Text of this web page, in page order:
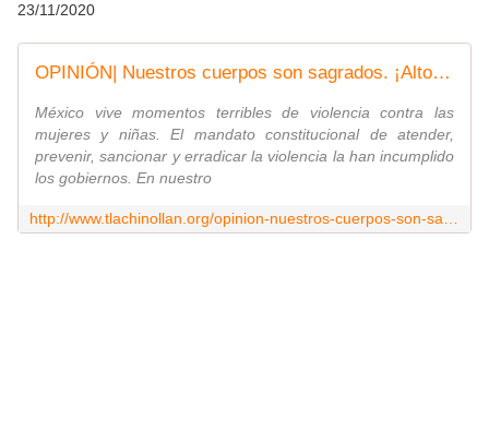
23/11/2020
OPINIÓN| Nuestros cuerpos son sagrados. ¡Alto a la violencia feminicida! - Tlachinollan | Centro de Derechos Humanos de la Montaña
México vive momentos terribles de violencia contra las
mujeres y niñas. El mandato constitucional de atender,
prevenir, sancionar y erradicar la violencia la han incumplido
los gobiernos. En nuestro